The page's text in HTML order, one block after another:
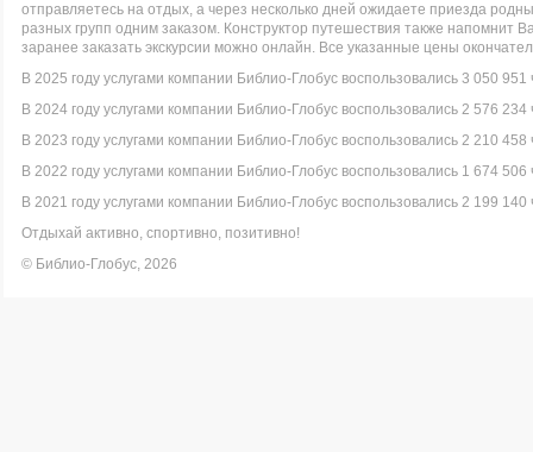
отправляетесь на отдых, а через несколько дней ожидаете приезда
разных групп одним заказом. Конструктор путешествия также
заранее заказать экскурсии можно онлайн. Все указанные цены
В 2025 году услугами компании Библио-Глобус воспользовались 3 050 951
В 2024 году услугами компании Библио-Глобус воспользовались 2 576 234
В 2023 году услугами компании Библио-Глобус воспользовались 2 210 458
В 2022 году услугами компании Библио-Глобус воспользовались 1 674 506
В 2021 году услугами компании Библио-Глобус воспользовались 2 199 140
Отдыхай активно, спортивно, позитивно!
© Библио-Глобус, 2026